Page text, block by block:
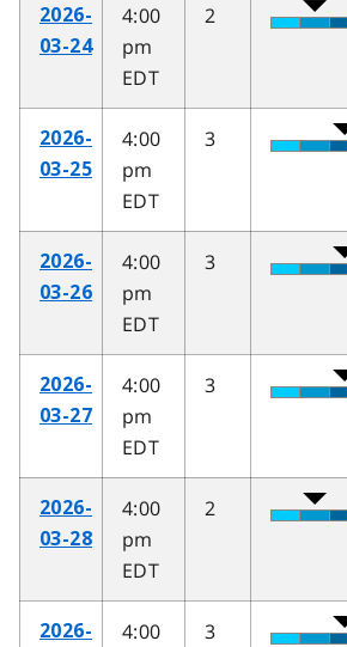
2026-
03-24
4:00
pm
EDT
2
2026-
03-25
4:00
pm
EDT
3
2026-
03-26
4:00
pm
EDT
3
2026-
03-27
4:00
pm
EDT
3
2026-
03-28
4:00
pm
EDT
2
2026-
4:00
3